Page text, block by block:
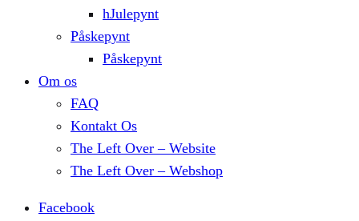
hJulepynt
Påskepynt
Påskepynt
Om os
FAQ
Kontakt Os
The Left Over – Website
The Left Over – Webshop
Facebook